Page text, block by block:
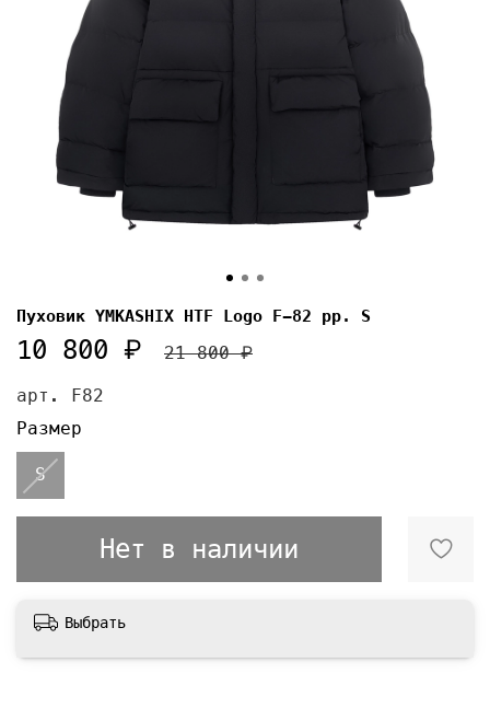
арт. F82
Пуховик YMKASHIX HTF Logo F-82 рр. S
10 800 ₽ 21 800 ₽
Нет в наличии
Размер
S
Выбрать